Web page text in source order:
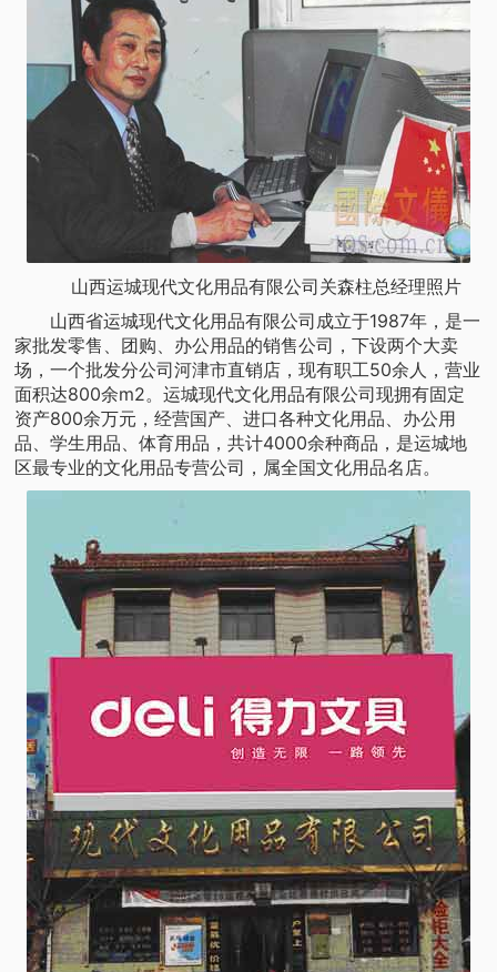
山西运城现代文化用品有限公司关森柱总经理照片
山西省运城现代文化用品有限公司成立于1987年，是一
家批发零售、团购、办公用品的销售公司，下设两个大卖
场，一个批发分公司河津市直销店，现有职工50余人，营业
面积达800余m2。运城现代文化用品有限公司现拥有固定
资产800余万元，经营国产、进口各种文化用品、办公用
品、学生用品、体育用品，共计4000余种商品，是运城地
区最专业的文化用品专营公司，属全国文化用品名店。